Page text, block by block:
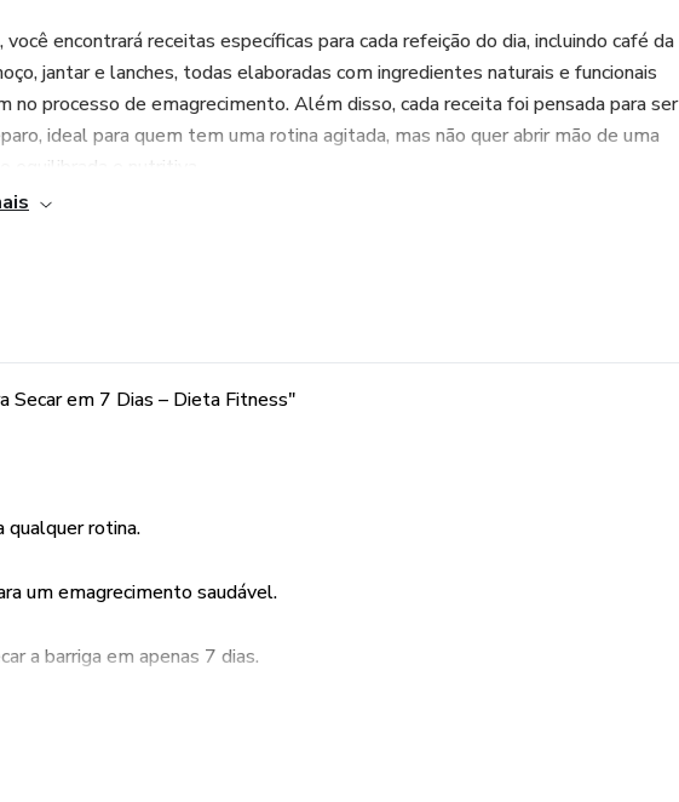
você encontrará receitas específicas para cada refeição do dia, incluindo café da
jantar e lanches, todas elaboradas com ingredientes naturais e funcionais
no processo de emagrecimento. Além disso, cada receita foi pensada para ser
ideal para quem tem uma rotina agitada, mas não quer abrir mão de uma
equilibrada e nutritiva.
com base em princípios nutricionais que promovem saciedade,
este eBook não se trata apenas de receitas, mas também de um incentivo
guia é perfeito para você. Em apenas 7 dias, seguindo as receitas
Secar em 7 Dias – Dieta Fitness"
qualquer rotina.
um emagrecimento saudável.
a barriga em apenas 7 dias.